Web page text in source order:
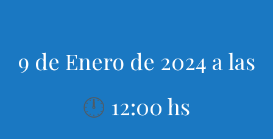
9 de Enero de 2024 a las
🕛 12:00 hs